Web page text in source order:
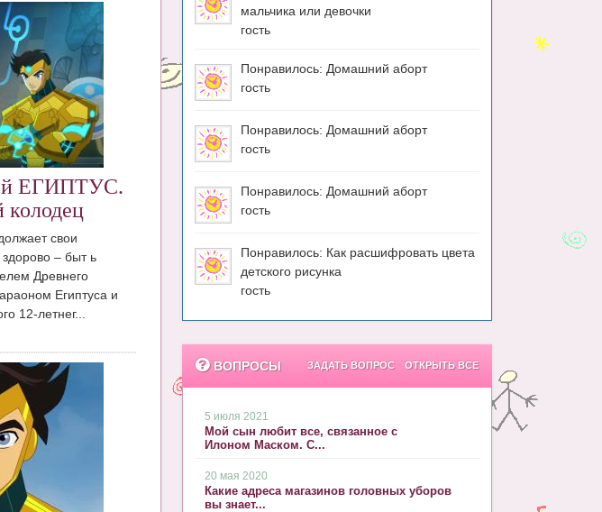
ЕГИПТУС.
колодец
свои
– быт ь
Древнего
Египтуса и
12-летнег...
мальчика или девочки
гость
Понравилось: Домашний аборт
гость
Понравилось: Домашний аборт
гость
Понравилось: Домашний аборт
гость
Понравилось: Как расшифровать цвета
детского рисунка
гость
ВОПРОСЫ ОТКРЫТЬ ВСЕ
ЗАДАТЬ ВОПРОС
5 июля 2021
Мой сын любит все, связанное с
Илоном Маском. С...
20 мая 2020
Какие адреса магазинов головных уборов
вы знает...